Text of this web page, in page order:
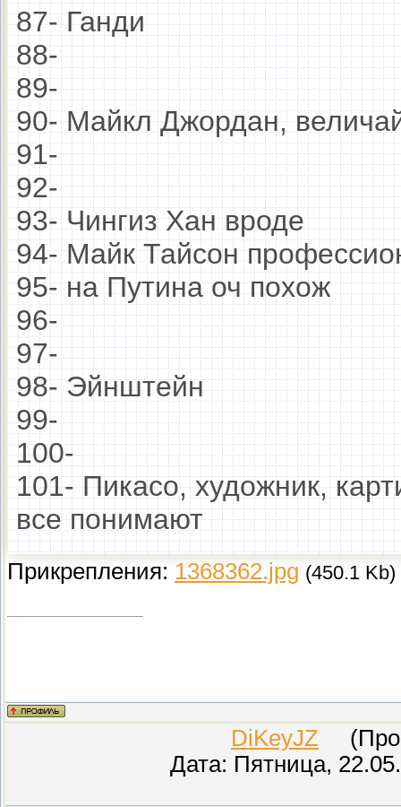
87- Ганди
88-
89-
90- Майкл Джордан,
91-
92-
93- Чингиз Хан вроде
94- Майк Тайсон
95- на Путина оч похож
96-
97-
98- Эйнштейн
99-
100-
101- Пикасо, художник,
все понимают
Прикрепления: 1368362.jpg (450.1 Kb)
DiKeyJZ
Дата: Пятница,